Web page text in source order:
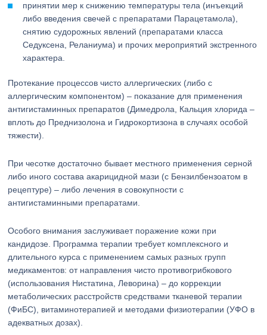
принятии мер к снижению температуры тела (инъекций
либо введения свечей с препаратами Парацетамола),
снятию судорожных явлений (препаратами класса
Седуксена, Реланиума) и прочих мероприятий экстренного
характера.
Протекание процессов чисто аллергических (либо с
аллергическим компонентом) – показание для применения
антигистаминных препаратов (Димедрола, Кальция хлорида –
вплоть до Преднизолона и Гидрокортизона в случаях особой
тяжести).
При чесотке достаточно бывает местного применения серной
либо иного состава акарицидной мази (с Бензилбензоатом в
рецептуре) – либо лечения в совокупности с
антигистаминными препаратами.
Особого внимания заслуживает поражение кожи при
кандидозе. Программа терапии требует комплексного и
длительного курса с применением самых разных групп
медикаментов: от направления чисто противогрибкового
(использования Нистатина, Леворина) – до коррекции
метаболических расстройств средствами тканевой терапии
(ФиБС), витаминотерапией и методами физиотерапии (УФО в
адекватных дозах).